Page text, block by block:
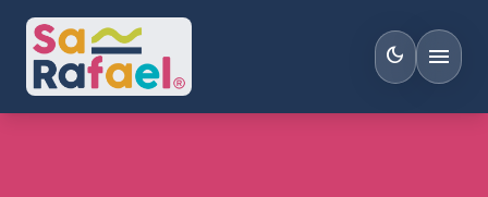
dark_mode menu